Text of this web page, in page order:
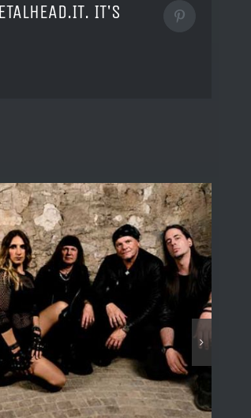
IT'S
Pinterest